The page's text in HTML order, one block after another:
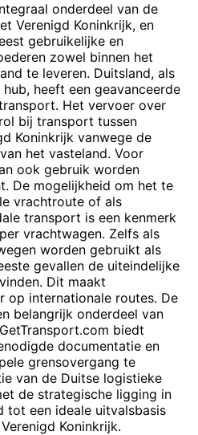
onderdeel van de
Verenigd Koninkrijk, en
gebruikelijke en
zowel binnen het
te leveren. Duitsland, als
heeft een geavanceerde
Het vervoer over
bij transport tussen
Koninkrijk vanwege de
het vasteland. Voor
ook gebruik worden
De mogelijkheid om het te
vrachtroute of als
transport is een kenmerk
vrachtwagen. Zelfs als
worden gebruikt als
gevallen de uiteindelijke
Dit maakt
op internationale routes. De
belangrijk onderdeel van
biedt
documentatie en
grensovergang te
van de Duitse logistieke
de strategische ligging in
tot een ideale uitvalsbasis
Koninkrijk.